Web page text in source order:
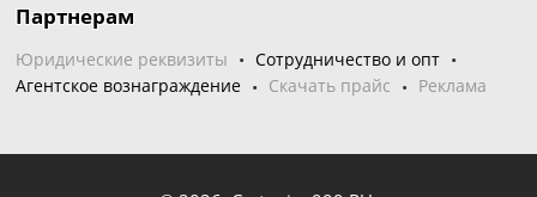
Партнерам
Юридические реквизиты
Сотрудничество и опт
Агентское вознаграждение
Скачать прайс Реклама